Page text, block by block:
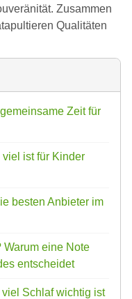
Zusammen
Qualitäten
Zeit für
ist für Kinder
besten Anbieter im
eine Note
entscheidet
Schlaf wichtig ist